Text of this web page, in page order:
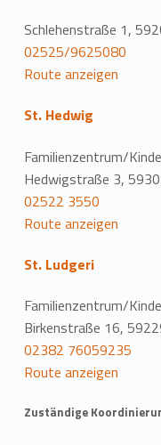
Schlehenstraße 1,
02525/9625080
Route anzeigen
St. Hedwig
Familienzentrum/
Hedwigstraße 3,
02522 3550
Route anzeigen
St. Ludgeri
Familienzentrum/
Birkenstraße 16,
02382 76059235
Route anzeigen
Zuständige